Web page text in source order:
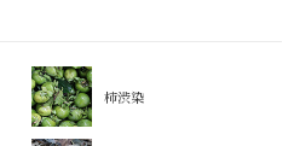
柿渋染